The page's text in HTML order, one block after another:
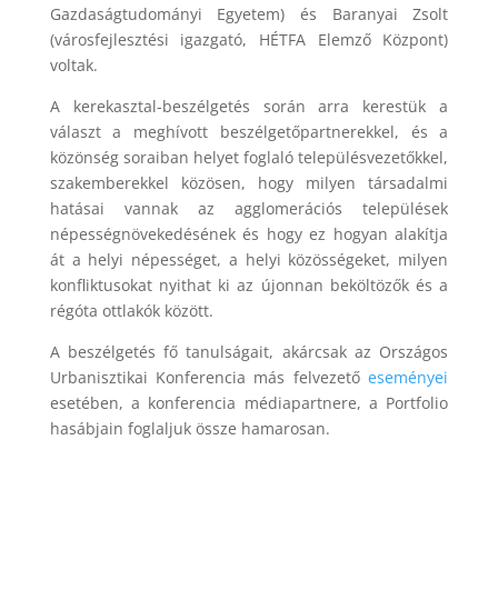
Gazdaságtudományi Egyetem) és Baranyai Zsolt
(városfejlesztési igazgató, HÉTFA Elemző Központ)
voltak.
A kerekasztal-beszélgetés során arra kerestük a
választ a meghívott beszélgetőpartnerekkel, és a
közönség soraiban helyet foglaló településvezetőkkel,
szakemberekkel közösen, hogy milyen társadalmi
hatásai vannak az agglomerációs települések
népességnövekedésének és hogy ez hogyan alakítja
át a helyi népességet, a helyi közösségeket, milyen
konfliktusokat nyithat ki az újonnan beköltözők és a
régóta ottlakók között.
A beszélgetés fő tanulságait, akárcsak az Országos
Urbanisztikai Konferencia más felvezetőeseményei
esetében, a konferencia médiapartnere, a Portfolio
hasábjain foglaljuk össze hamarosan.